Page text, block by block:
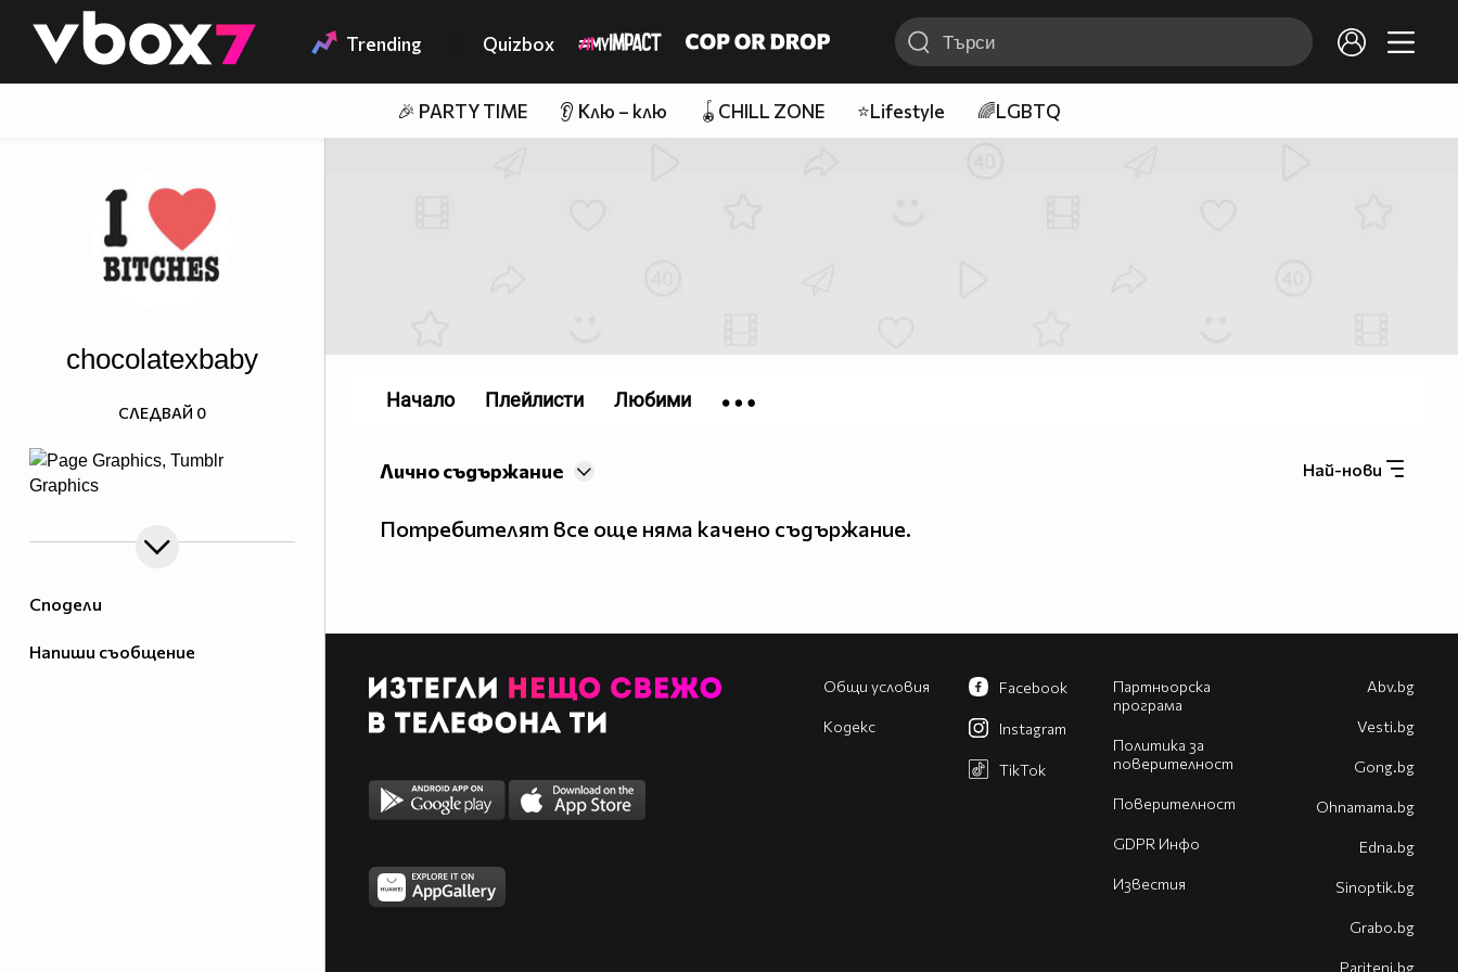
👾 Trending Quizbox
🎉 PARTY TIME 👂 Клю – клю 🪀CHILL ZONE ⭐Lifestyle 🌈LGBTQ
Сподели
Напиши съобщение
chocolatexbaby
СЛЕДВАЙ 0
Най-нови
Лично съдържание
Потребителят все още няма качено съдържание.
Начало Плейлисти Любими
Общи условия
Кодекс
Партньорска
програма
Политика за
поверителност
Поверителност
GDPR Инфо
Известия
Facebook
Instagram
TikTok
Abv.bg
Vesti.bg
Gong.bg
Оhnamama.bg
Edna.bg
Sinoptik.bg
Grabo.bg
Pariteni.bg